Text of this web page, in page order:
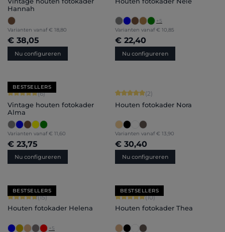
Hannah
Varianten vanaf € 18,80
€ 38,05
Nu configureren
+5
Varianten vanaf € 10,85
€ 22,40
Nu configureren
BESTSELLERS
Gemiddelde score van 5 op 5 sterren
(6)
Vintage houten fotokader
Alma
Varianten vanaf € 11,60
€ 23,75
Nu configureren
Gemiddelde score van 5 op 5 sterren
(2)
Houten fotokader Nora
Varianten vanaf € 13,90
€ 30,40
Nu configureren
BESTSELLERS
Gemiddelde score van 4.8 op 5 sterren
(15)
Houten fotokader Helena
+5
BESTSELLERS
Gemiddelde score van 5 op 5 sterren
(10)
Houten fotokader Thea